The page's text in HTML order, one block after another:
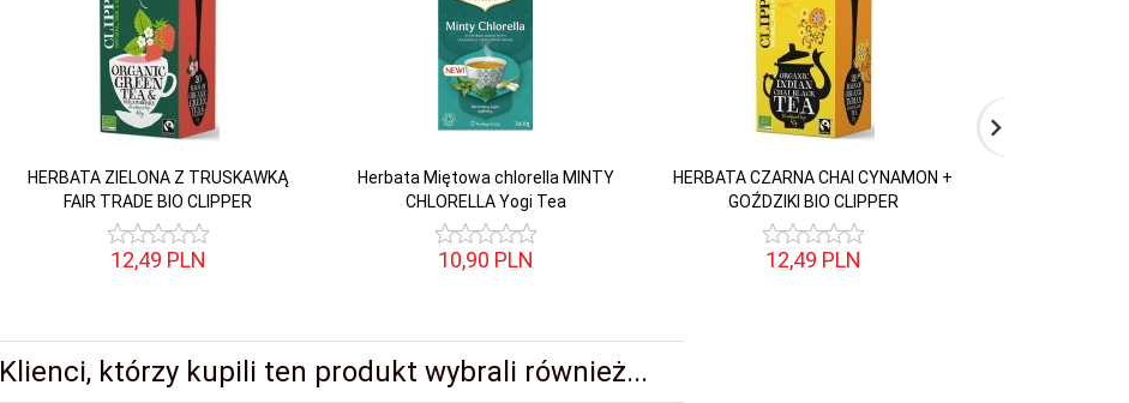
HERBATA ZIELONA Z TRUSKAWKĄ
FAIR TRADE BIO CLIPPER
12,49 PLN
Herbata Miętowa chlorella MINTY
CHLORELLA Yogi Tea
10,90 PLN
HERBATA CZARNA CHAI CYNAMON +
GOŹDZIKI BIO CLIPPER
12,49 PLN
Klienci, którzy kupili ten produkt wybrali również...